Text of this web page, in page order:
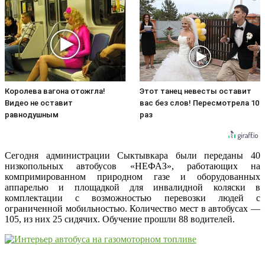
Королева вагона отожгла!
Видео не оставит
равнодушным
Этот танец невесты оставит
вас без слов! Пересмотрела 10
раз
Сегодня администрации Сыктывкара были переданы 40
низкопольных автобусов «НЕФАЗ», работающих на
компримированном природном газе и оборудованных
аппарелью и площадкой для инвалидной коляски в
комплектации с возможностью перевозки людей с
ограниченной мобильностью. Количество мест в автобусах —
105, из них 25 сидячих. Обучение прошли 88 водителей.